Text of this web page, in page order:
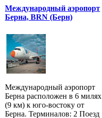
Международный аэропорт
Берна, BRN (Берн)
Международный аэропорт
Берна расположен в 6 милях
(9 км) к юго-востоку от
Берна. Терминалов: 2 Поезд